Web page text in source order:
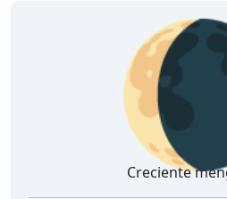
Creciente